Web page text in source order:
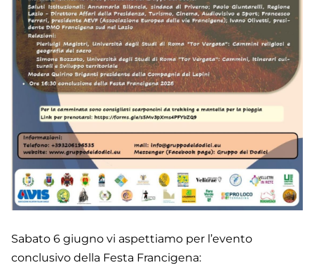
Sabato 6 giugno vi aspettiamo per l’evento
conclusivo della Festa Francigena: